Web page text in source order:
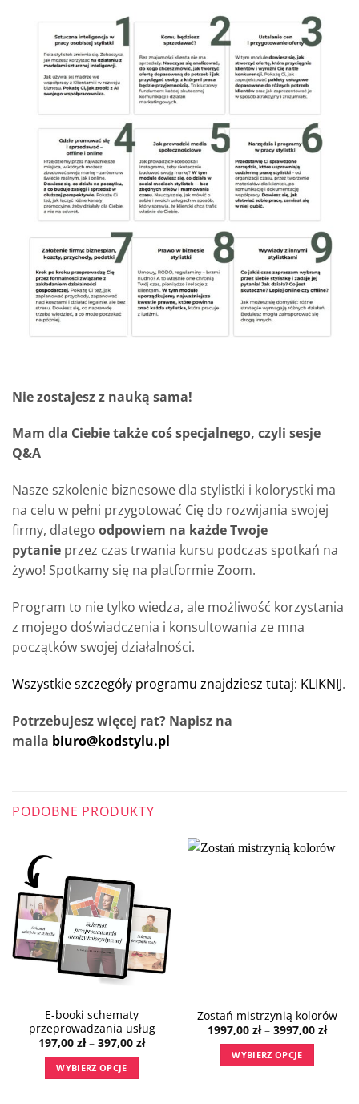
Nie zostajesz z nauką sama!
Mam dla Ciebie także coś specjalnego, czyli sesje
Q&A
Nasze szkolenie biznesowe dla stylistki i kolorystki ma
na celu w pełni przygotować Cię do rozwijania swojej
firmy, dlatego odpowiem na każde Twoje
pytanie przez czas trwania kursu podczas spotkań na
żywo! Spotkamy się na platformie Zoom.
Program to nie tylko wiedza, ale możliwość korzystania
z mojego doświadczenia i konsultowania ze mna
początków swojej działalności.
Wszystkie szczegóły programu znajdziesz tutaj: KLIKNIJ.
Potrzebujesz więcej rat? Napisz na
maila biuro@kodstylu.pl
PODOBNE PRODUKTY
E-booki schematy
przeprowadzania usług
197,00 zł – 397,00 złZakres
WYBIERZ OPCJE
Zostań mistrzynią kolorów
1997,00 zł – 3997,00 zł
cen:
WYBIERZ OPCJE